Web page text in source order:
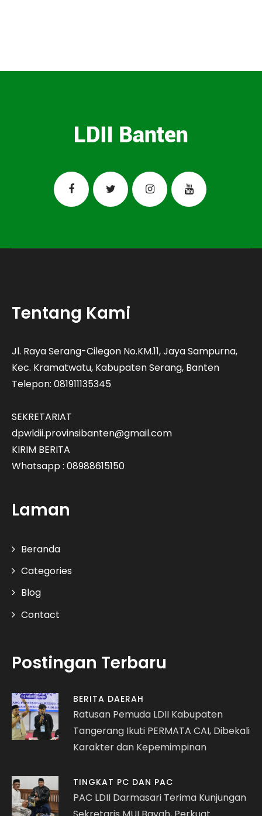
Tentang Kami
Jl. Raya Serang-Cilegon No.KM.11, Jaya Sampurna,
Kec. Kramatwatu, Kabupaten Serang, Banten
Telepon: 081911135345
SEKRETARIAT
dpwldii.provinsibanten@gmail.com
KIRIM BERITA
Whatsapp : 08988615150
Laman
Beranda
Categories
Blog
Contact
Postingan Terbaru
BERITA DAERAH
Ratusan Pemuda LDII Kabupaten
Tangerang Ikuti PERMATA CAI, Dibekali
Karakter dan Kepemimpinan
TINGKAT PC DAN PAC
PAC LDII Darmasari Terima Kunjungan